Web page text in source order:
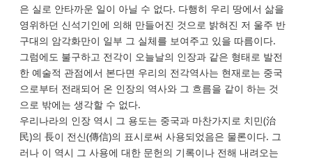
은 실로 안타까운 일이 아닐 수 없다. 다행히 우리 땅에서 삶을
영위하던 신석기인에 의해 만들어진 것으로 밝혀진 저 울주 반
구대의 암각화만이 일부 그 실체를 보여주고 있을 따름이다.
그럼에도 불구하고 전각이 오늘날의 인장과 같은 형태로 발전
한 예술적 관점에서 본다면 우리의 전각역사는 현재로는 중국
으로부터 전래되어 온 인장의 역사와 그 흐름을 같이 하는 것
으로 밖에는 생각할 수 없다.
우리나라의 인장 역시 그 용도는 중국과 마찬가지로 치민(治
民)의 長이 전신(傳信)의 표시로써 사용되었음은 물론이다. 그
러나 이 역시 그 사용에 대한 문헌의 기록이나 전해 내려오는